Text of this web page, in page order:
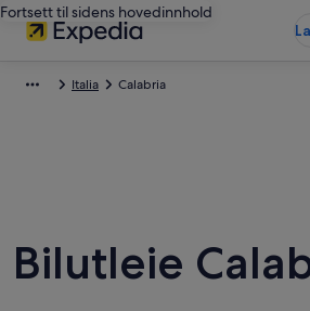
Fortsett til sidens hovedinnhold
Italia Calabria
Bilutleie